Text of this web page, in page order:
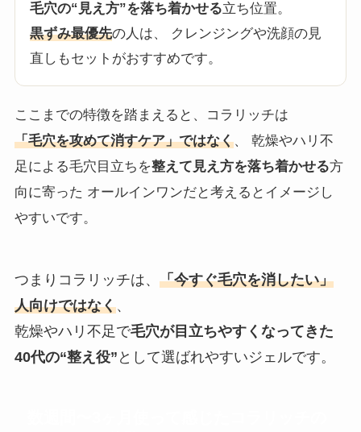
毛穴の“見え方”を落ち着かせる立ち位置。
黒ずみ最優先の人は、 クレンジングや洗顔の見
直しもセットがおすすめです。
ここまでの特徴を踏まえると、コラリッチは
「毛穴を攻めて消すケア」ではなく、 乾燥やハリ不
足による毛穴目立ちを整えて見え方を落ち着かせる方
向に寄った オールインワンだと考えるとイメージし
やすいです。
つまりコラリッチは、 「今すぐ毛穴を消したい」
人向けではなく、
乾燥やハリ不足で毛穴が目立ちやすくなってきた
40代の“整え役” として選ばれやすいジェルです。